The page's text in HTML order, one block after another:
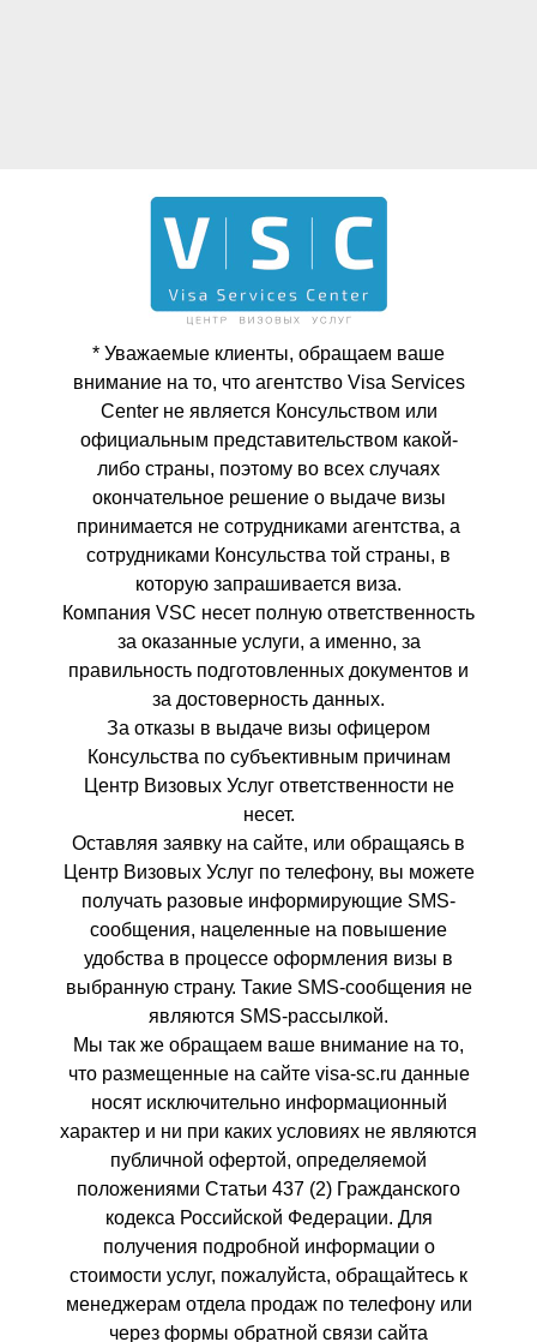
* Уважаемые клиенты, обращаем ваше
внимание на то, что агентство Visa Services
Center не является Консульством или
официальным представительством какой-
либо страны, поэтому во всех случаях
окончательное решение о выдаче визы
принимается не сотрудниками агентства, а
сотрудниками Консульства той страны, в
которую запрашивается виза.
Компания VSC несет полную ответственность
за оказанные услуги, а именно, за
правильность подготовленных документов и
за достоверность данных.
За отказы в выдаче визы офицером
Консульства по субъективным причинам
Центр Визовых Услуг ответственности не
несет.
Оставляя заявку на сайте, или обращаясь в
Центр Визовых Услуг по телефону, вы можете
получать разовые информирующие SMS-
сообщения, нацеленные на повышение
удобства в процессе оформления визы в
выбранную страну. Такие SMS-сообщения не
являются SMS-рассылкой.
Мы так же обращаем ваше внимание на то,
что размещенные на сайте visa-sc.ru данные
носят исключительно информационный
характер и ни при каких условиях не являются
публичной офертой, определяемой
положениями Статьи 437 (2) Гражданского
кодекса Российской Федерации. Для
получения подробной информации о
стоимости услуг, пожалуйста, обращайтесь к
менеджерам отдела продаж по телефону или
через формы обратной связи сайта